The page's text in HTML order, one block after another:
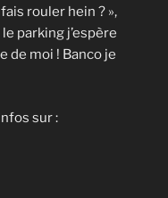
rouler hein ? »,
parking j’espère
de moi ! Banco je
sur :